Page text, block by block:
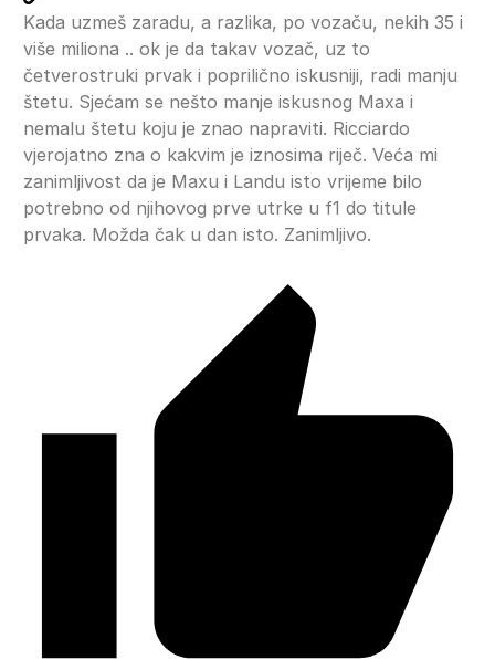
Kada uzmeš zaradu, a razlika, po vozaču, nekih 35 i
više miliona .. ok je da takav vozač, uz to
četverostruki prvak i poprilično iskusniji, radi manju
štetu. Sjećam se nešto manje iskusnog Maxa i
nemalu štetu koju je znao napraviti. Ricciardo
vjerojatno zna o kakvim je iznosima riječ. Veća mi
zanimljivost da je Maxu i Landu isto vrijeme bilo
potrebno od njihovog prve utrke u f1 do titule
prvaka. Možda čak u dan isto. Zanimljivo.